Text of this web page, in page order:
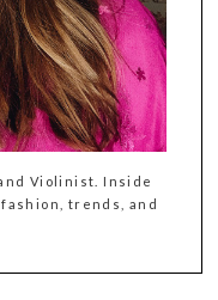
Violinist. Inside
trends, and